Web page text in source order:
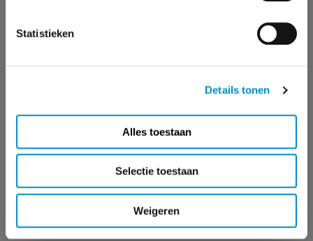
Statistieken
Details tonen
Alles toestaan
Selectie toestaan
Weigeren
+31 35 672 55 52
malou.dekkers@ster.nl